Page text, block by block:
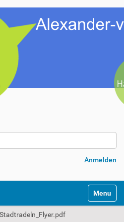
Anmelden
Toggle
Stadtradeln_Flyer.pdf